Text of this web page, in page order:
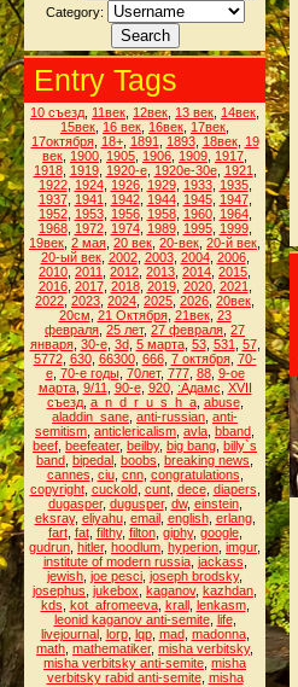
Category:
Entry Tags
10 съезд 11век 12век 13 век 14век
15век 16 век 16век 17век
17октября, 18+, 1891 1893, 18век, 19
век 1900 1905 1906 1909 1917
1918, 1919, 1920-е, 1920е-30е, 1921
1922, 1924, 1926, 1929, 1933, 1935,
1937, 1941 1942, 1944, 1945, 1947,
1952, 1953, 1956, 1958, 1960, 1964,
1968, 1972, 1974, 1989, 1995, 1999,
19век 2 мая 20 век 20-век 20-й век
20-ый век, 2002, 2003, 2004, 2006,
2010 2011 2012 2013 2014 2015
2016, 2017, 2018, 2019, 2020, 2021
2022 2023 2024 2025 2026 20век
20см 21 Октября, 21век, 23
февраля 25 лет, 27 февраля 27
января, 30-е, 3d, 5 марта, 53, 531 57,
5772, 630, 66300, 666, 7 октября, 70-
е, 70-е годы, 70лет, 777, 88, 9-ое
марта, 9/11 90-е, 920, :Адамс XVII
съезд, a_n_d_r_u_s_h_a, abuse,
aladdin_sane anti-russian anti-
semitism anticlericalism avla bband
beef beefeater, beilby, big bang billy`s
band bipedal boobs breaking news
cannes ciu, cnn, congratulations
copyright, cuckold, cunt, dece, diapers
dugasper, dugusper, dw, einstein,
eksray, eliyahu, email, english, erlang,
fart, fat, filthy, filton, giphy, google,
gudrun hitler, hoodlum hyperion imgur,
institute of modern russia, jackass
jewish joe pesci joseph brodsky,
josephus jukebox kaganov, kazhdan
kds kot_afromeeva, krall, lenkasm,
leonid kaganov anti-semite, life,
livejournal, lorp, lqp, mad, madonna,
math mathematiker, misha verbitsky,
misha verbitsky anti-semite misha
verbitsky rabid anti-semite, misha